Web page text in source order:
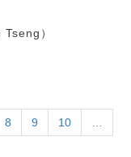
）
8 9 10